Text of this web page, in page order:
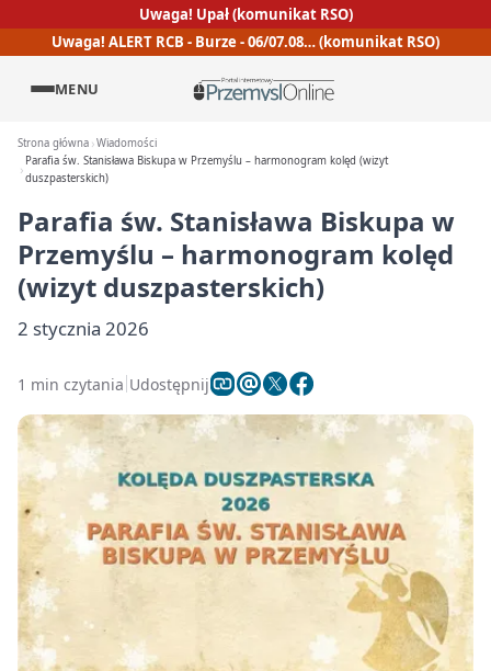
Uwaga! Upał (komunikat RSO)
Uwaga! ALERT RCB - Burze - 06/07.08… (komunikat RSO)
MENU
Strona główna Wiadomości
Parafia św. Stanisława Biskupa w Przemyślu – harmonogram kolęd (wizyt
duszpasterskich)
Parafia św. Stanisława Biskupa w
Przemyślu – harmonogram kolęd
(wizyt duszpasterskich)
2 stycznia 2026
1 min czytania Udostępnij